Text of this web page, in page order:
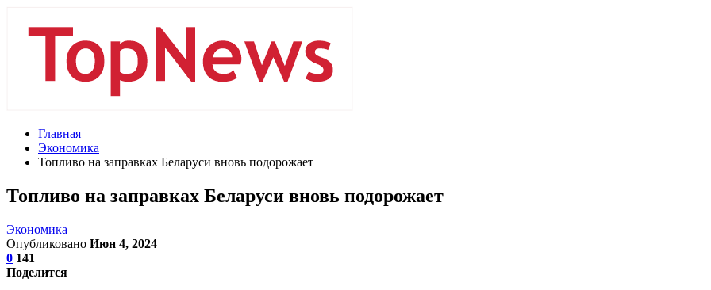
Главная
Экономика
Топливо на заправках Беларуси вновь подорожает
Топливо на заправках Беларуси вновь подорожает
Экономика
Опубликовано Июн 4, 2024
0 141
Поделится